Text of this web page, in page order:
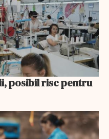
posibil risc pentru